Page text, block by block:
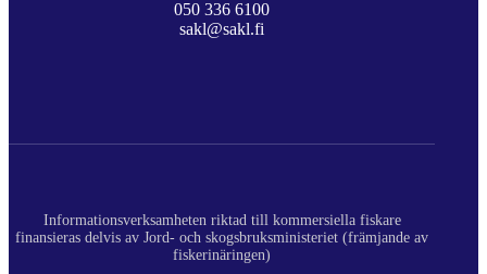
050 336 6100
sakl@sakl.fi
Informationsverksamheten riktad till kommersiella fiskare
finansieras delvis av Jord- och skogsbruksministeriet (främjande av
fiskerinäringen)